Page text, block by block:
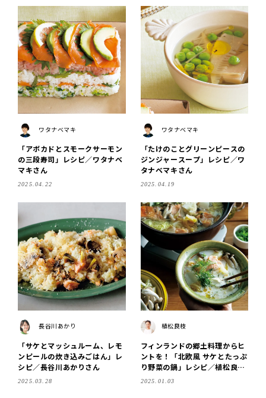
ワタナベマキ
「アボカドとスモークサーモン
の三段寿司」レシピ／ワタナベ
マキさん
2025.04.22
ワタナベマキ
「たけのことグリーンピースの
ジンジャースープ」レシピ／ワ
タナベマキさん
2025.04.19
長谷川あかり
「サケとマッシュルーム、レモ
ンピールの炊き込みごはん」レ
シピ／長谷川あかりさん
2025.03.28
植松良枝
フィンランドの郷土料理からヒ
ントを！「北欧風 サケとたっぷ
り野菜の鍋」レシピ／植松良枝
さん
2025.01.03